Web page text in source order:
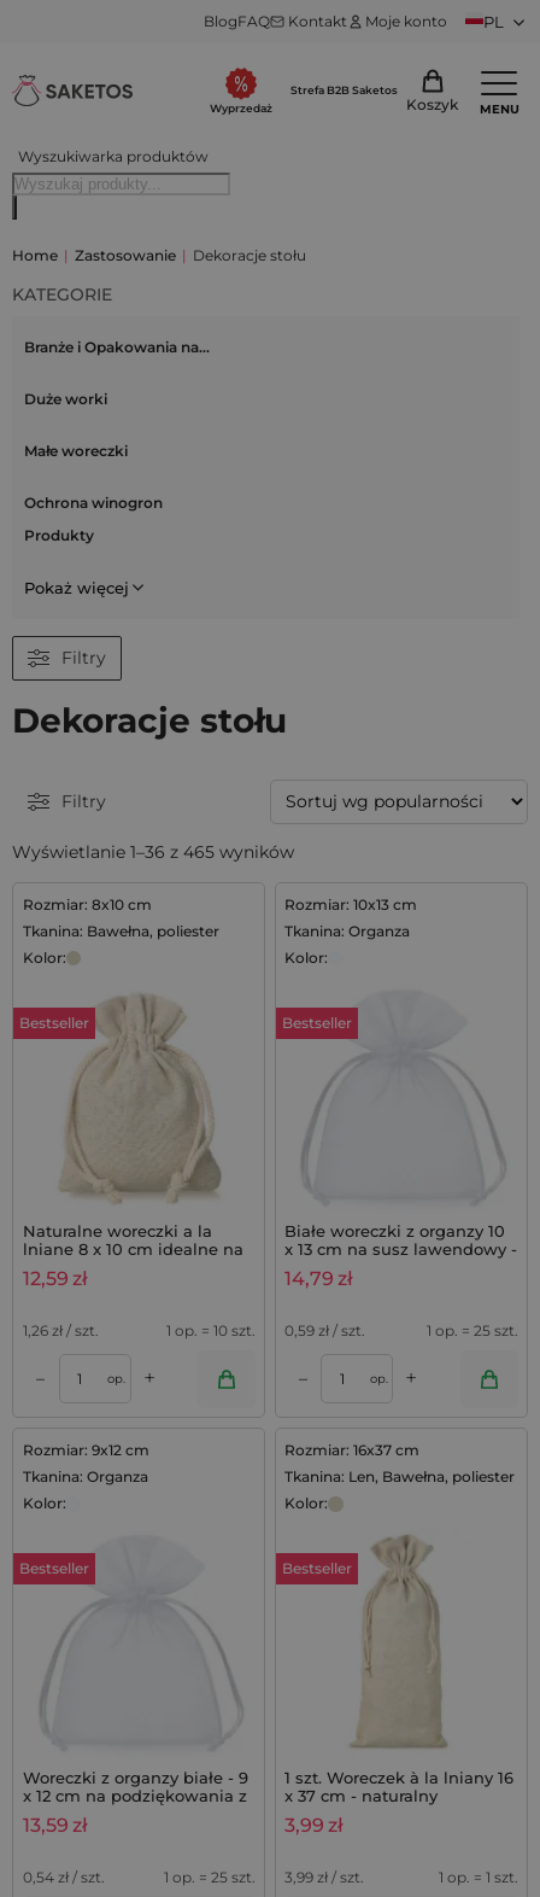
BlogFAQ Kontakt Moje konto PL
Wyszukiwarka produktów
Wyprzedaż
Strefa B2B Saketos
Koszyk MENU
Home | Zastosowanie | Dekoracje stołu
KATEGORIE
Branże i Opakowania na…
Duże worki
Małe woreczki
Ochrona winogron
Produkty
Pokaż więcej
Filtry
Dekoracje stołu
Filtry
Wyświetlanie 1–36 z 465 wyników
Rozmiar: 8x10 cm
Tkanina: Bawełna, poliester
Kolor:
Bestseller
Naturalne woreczki a la
lniane 8 x 10 cm idealne na
lawendę do szafy - 10 szt.
12,59 zł
1,26 zł / szt. 1 op. = 10 szt.
– op. +
Rozmiar: 10x13 cm
Tkanina: Organza
Kolor:
Bestseller
Białe woreczki z organzy 10
x 13 cm na susz lawendowy -
25 szt.
14,79 zł
0,59 zł / szt. 1 op. = 25 szt.
– op. +
Rozmiar: 9x12 cm
Tkanina: Organza
Kolor:
Bestseller
Woreczki z organzy białe - 9
x 12 cm na podziękowania z
lawendą - 25 szt.
13,59 zł
0,54 zł / szt. 1 op. = 25 szt.
Rozmiar: 16x37 cm
Tkanina: Len, Bawełna, poliester
Kolor:
Bestseller
1 szt. Woreczek à la lniany 16
x 37 cm - naturalny
3,99 zł
3,99 zł / szt. 1 op. = 1 szt.